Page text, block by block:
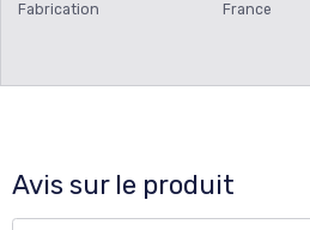
Fabrication
France
Avis sur le produit